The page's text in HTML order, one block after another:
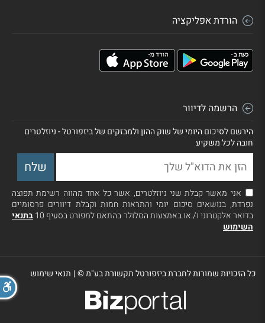
הורדת אפליקציה
הרשמה לדיוור
הירשם לסיכום היומי של שוק ההון ולמבזקים של ביזפורטל - ניוזלטרים
חובה לכל משקיע
אני מאשר קבלת שני ניוזלטרים, אשר כל אחד מהווה רשימת תפוצה
נפרדת, בנושאים סיכום יומי והתראות חמות וקבלת דיוורים פרסומיים
בדואר אלקטרוני ו/ או באמצעות הסלולר בהתאם למפורט בסעיף 10
בתנאי
השימוש
כל הזכויות שמורות לחברת ביזפורטל תקשורת בע"מ ©| תנאי שימוש